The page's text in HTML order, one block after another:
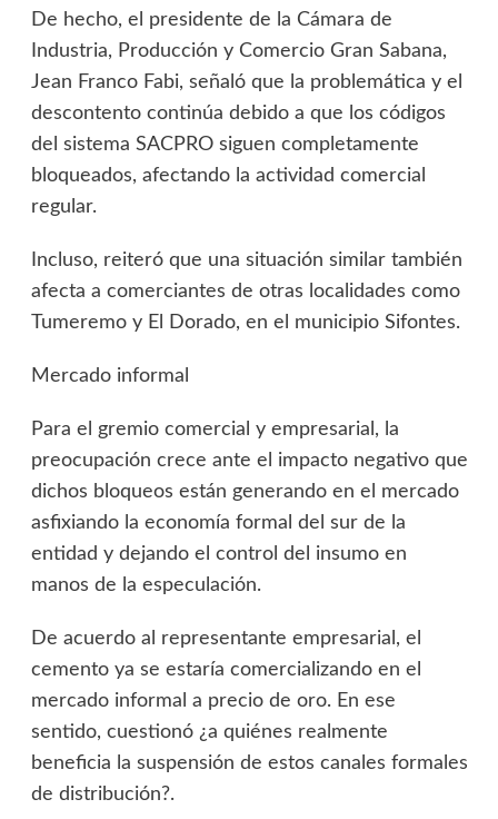
De hecho, el presidente de la Cámara de
Industria, Producción y Comercio Gran Sabana,
Jean Franco Fabi, señaló que la problemática y el
descontento continúa debido a que los códigos
del sistema SACPRO siguen completamente
bloqueados, afectando la actividad comercial
regular.
Incluso, reiteró que una situación similar también
afecta a comerciantes de otras localidades como
Tumeremo y El Dorado, en el municipio Sifontes.
Mercado informal
Para el gremio comercial y empresarial, la
preocupación crece ante el impacto negativo que
dichos bloqueos están generando en el mercado
asfixiando la economía formal del sur de la
entidad y dejando el control del insumo en
manos de la especulación.
De acuerdo al representante empresarial, el
cemento ya se estaría comercializando en el
mercado informal a precio de oro. En ese
sentido, cuestionó ¿a quiénes realmente
beneficia la suspensión de estos canales formales
de distribución?.